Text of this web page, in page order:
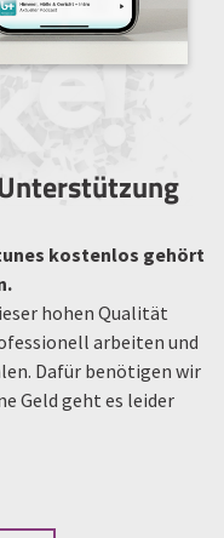
kostenlos gehört
hohen Qualität
arbeiten und
Dafür benötigen wir
Geld geht es leider